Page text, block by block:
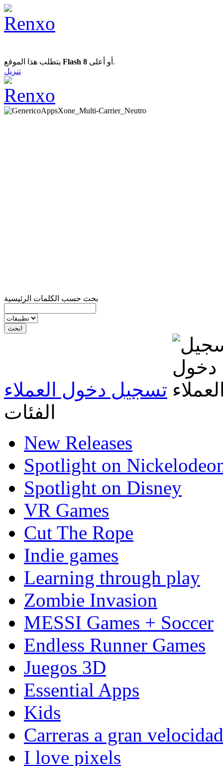
Flash 8
أو أعلى.
تنزيل
بحث حسب الكلمات الرئيسية
تسجيل دخول العملاء
الفئات
New Releases
Spotlight on
Spotlight on Disney
VR Games
Cut The Rope
Indie games
Learning through play
Zombie Invasion
MESSI Games + Soccer
Endless Runner Games
Juegos 3D
Essential Apps
Kids
Carreras a gran velocidad
I love pixels